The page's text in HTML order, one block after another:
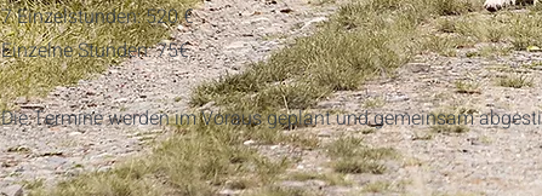
7 Einzelstunden: 520 €
Einzelne Stunden: 75€​
Die Termine werden im Voraus geplant und gemeinsam